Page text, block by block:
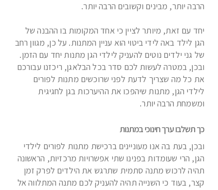
הרבה יותר, מבינים וקשובים הרבה יותר.
יחד עם זאת, מיותר לציין כי אחד המקומות בו ההבנה של
הגן לילד באה לידי ביטוי הוא עניין המתנות. על כן, מגוון רחב
של גני ילדים נוטים להעניק לילדי הגן מתנות יחד עם הזמן.
ובכן, במטרה לעשות לכם סדר בכל הבלאגן, ריכזנו עבורכם
את כל מה שצריך לדעת לפני שרוכשים מתנות לפורים
לילדי הגן, מתנות שיהפכו את ההיערכות בגן לחגיגית
ומשמחת הרבה יותר.
כך תשלבו ערך חינוכי במתנות
ובכן, בעת בה אנו מעוניינים ברכישת מתנות לפורים לילדי
הגן, הרי שעומדות בפנינו שתי אפשרויות מרכזיות, הראשונה
תהיה לרכוש מתנה סתמית שתרגש את הילדים לפרק זמן
קצר, בעוד כי השנייה תהיה להעניק לכם מתנה המתלווה אל